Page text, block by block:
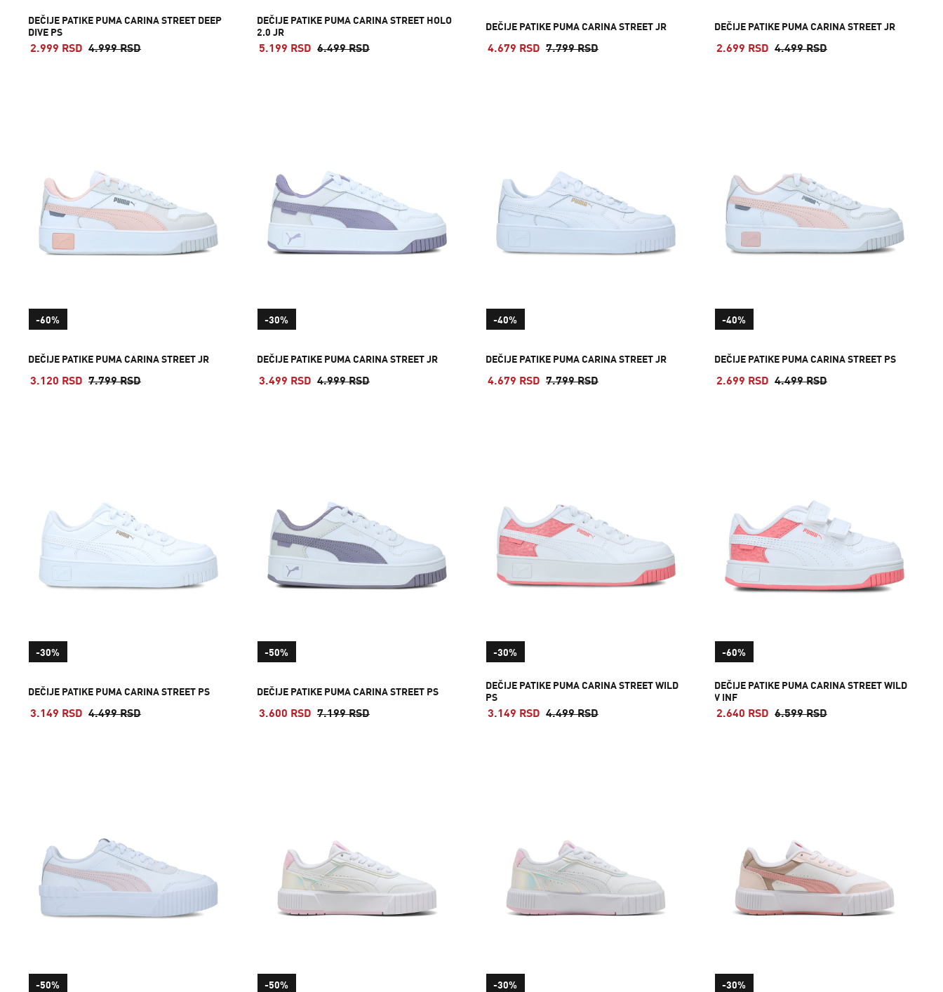
DEČIJE PATIKE PUMA CARINA STREET DEEP
DIVE PS
2.999 RSD 4.999 RSD
DEČIJE PATIKE PUMA CARINA STREET HOLO
2.0 JR
5.199 RSD 6.499 RSD
DEČIJE PATIKE PUMA CARINA STREET JR
4.679 RSD 7.799 RSD
DEČIJE PATIKE PUMA CARINA STREET JR
2.699 RSD 4.499 RSD
DEČIJE PATIKE PUMA CARINA STREET JR
3.120 RSD 7.799 RSD
-60%
DEČIJE PATIKE PUMA CARINA STREET JR
3.499 RSD 4.999 RSD
-30%
DEČIJE PATIKE PUMA CARINA STREET JR
4.679 RSD 7.799 RSD
-40%
DEČIJE PATIKE PUMA CARINA STREET PS
2.699 RSD 4.499 RSD
-40%
DEČIJE PATIKE PUMA CARINA STREET PS
3.149 RSD 4.499 RSD
-30%
DEČIJE PATIKE PUMA CARINA STREET PS
3.600 RSD 7.199 RSD
-50%
DEČIJE PATIKE PUMA CARINA STREET WILD
PS
3.149 RSD 4.499 RSD
-30%
DEČIJE PATIKE PUMA CARINA STREET WILD
V INF
2.640 RSD 6.599 RSD
-60%
-50% -50% -30% -30%